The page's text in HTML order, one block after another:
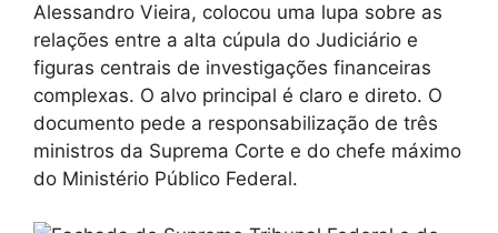
Alessandro Vieira, colocou uma lupa sobre as
relações entre a alta cúpula do Judiciário e
figuras centrais de investigações financeiras
complexas. O alvo principal é claro e direto. O
documento pede a responsabilização de três
ministros da Suprema Corte e do chefe máximo
do Ministério Público Federal.